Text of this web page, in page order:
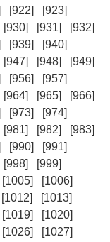
[922]
[923]
[930] [931]
[932]
[939]
[940]
[947] [948]
[949]
[956]
[957]
[964] [965]
[966]
[973]
[974]
[981] [982]
[983]
[990]
[991]
[998]
[999]
[1005]
[1006]
[1012]
[1013]
[1019]
[1020]
[1026]
[1027]